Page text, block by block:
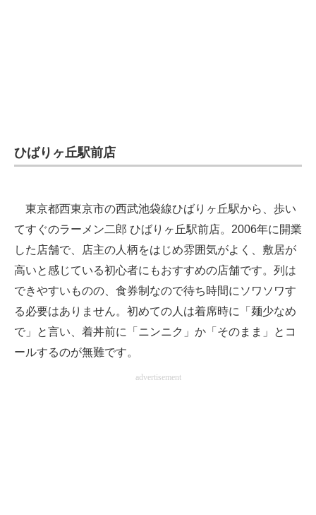
ひばりヶ丘駅前店
東京都西東京市の西武池袋線ひばりヶ丘駅から、歩い
てすぐのラーメン二郎 ひばりヶ丘駅前店。2006年に開業
した店舗で、店主の人柄をはじめ雰囲気がよく、敷居が
高いと感じている初心者にもおすすめの店舗です。列は
できやすいものの、食券制なので待ち時間にソワソワす
る必要はありません。初めての人は着席時に「麺少なめ
で」と言い、着丼前に「ニンニク」か「そのまま」とコ
ールするのが無難です。
advertisement